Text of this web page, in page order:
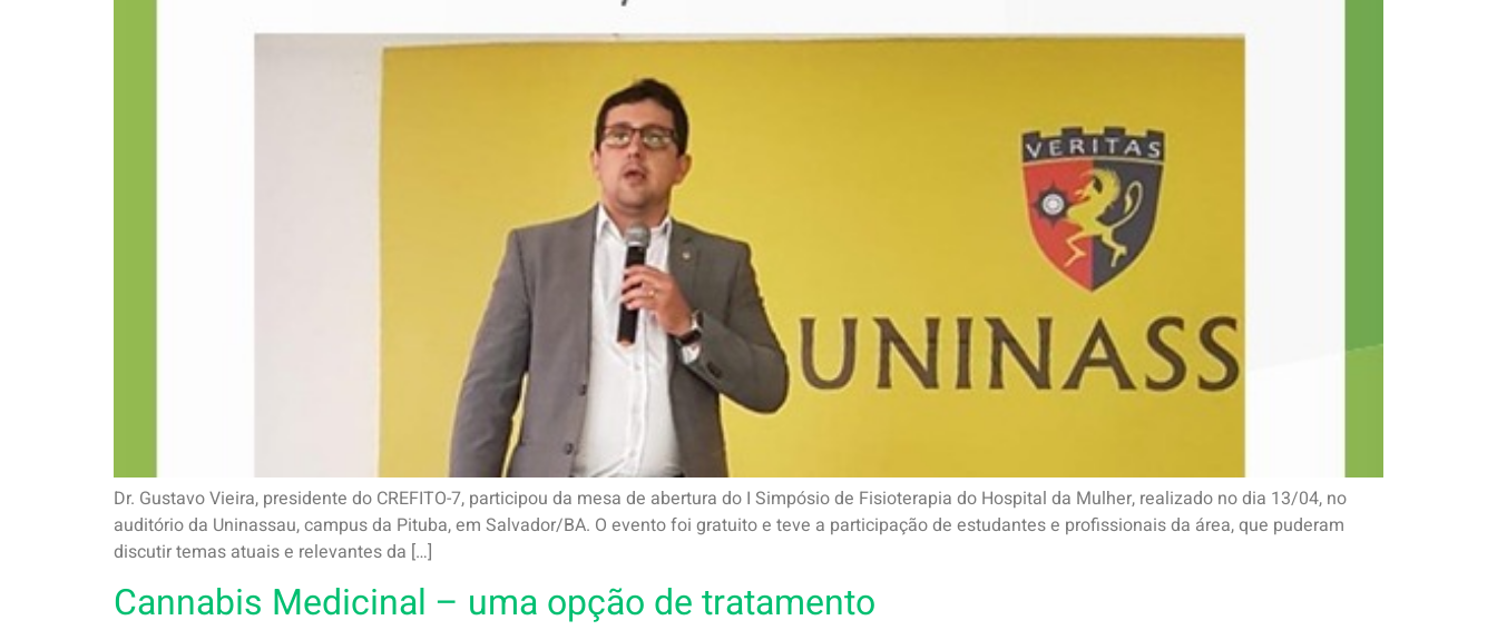
Dr. Gustavo Vieira, presidente do CREFITO-7, participou da mesa de abertura do I Simpósio de Fisioterapia do Hospital da Mulher, realizado no dia 13/04, no
auditório da Uninassau, campus da Pituba, em Salvador/BA. O evento foi gratuito e teve a participação de estudantes e profissionais da área, que puderam
discutir temas atuais e relevantes da […]
Cannabis Medicinal – uma opção de tratamento